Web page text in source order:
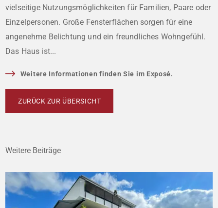
vielseitige Nutzungsmöglichkeiten für Familien, Paare oder
Einzelpersonen. Große Fensterflächen sorgen für eine
angenehme Belichtung und ein freundliches Wohngefühl.
Das Haus ist...
Weitere Informationen finden Sie im Exposé.
ZURÜCK ZUR ÜBERSICHT
Weitere Beiträge